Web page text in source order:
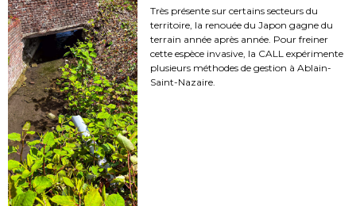
Très présente sur certains secteurs du
territoire, la renouée du Japon gagne du
terrain année après année. Pour freiner
cette espèce invasive, la CALL expérimente
plusieurs méthodes de gestion à Ablain-
Saint-Nazaire.